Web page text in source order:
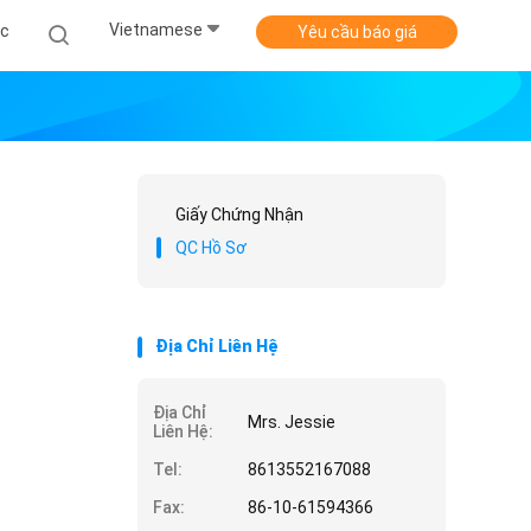
Vietnamese Yêu cầu báo giá
Giấy Chứng Nhận
QC Hồ Sơ
Địa Chỉ Liên Hệ
Địa Chỉ
Liên Hệ:
Mrs. Jessie
Tel:
8613552167088
Fax:
86-10-61594366